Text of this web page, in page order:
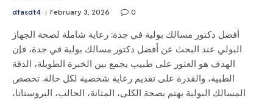
dfasdt4 February 3, 2026 0
أفضل دكتور مسالك بولية في جدة: رعاية شاملة لصحة الجهاز
البولي عند البحث عن أفضل دكتور مسالك بولية في جدة، فإن
الهدف هو العثور على طبيب يجمع بين الخبرة الطويلة، الدقة
الطبية، والقدرة على تقديم رعاية شخصية لكل حالة. تخصص
المسالك البولية يهتم بصحة الكلى، المثانة، الحالب، البروستاتا،